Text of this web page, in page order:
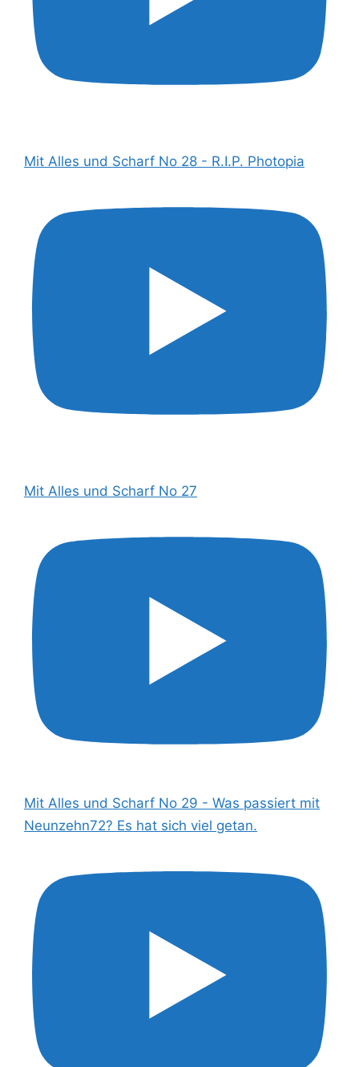
Mit Alles und Scharf No 28 - R.I.P. Photopia
Mit Alles und Scharf No 27
Mit Alles und Scharf No 29 - Was passiert mit
Neunzehn72? Es hat sich viel getan.